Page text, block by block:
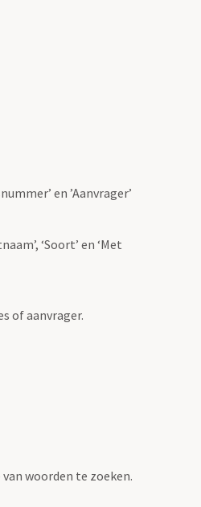
en ’Aanvrager’
‘Soort’ en ‘Met
of aanvrager.
woorden te zoeken.